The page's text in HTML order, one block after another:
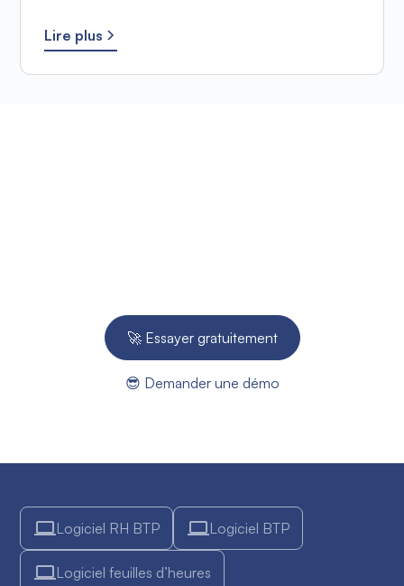
Lire plus
🚀 Essayer gratuitement
😎 Demander une démo
Logiciel RH BTP Logiciel BTP
Logiciel feuilles d’heures